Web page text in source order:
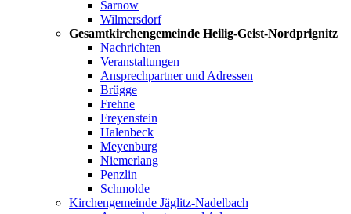
Sarnow
Wilmersdorf
Gesamtkirchengemeinde Heilig-Geist-Nordprignitz
Nachrichten
Veranstaltungen
Ansprechpartner und Adressen
Brügge
Frehne
Freyenstein
Halenbeck
Meyenburg
Niemerlang
Penzlin
Schmolde
Kirchengemeinde Jäglitz-Nadelbach